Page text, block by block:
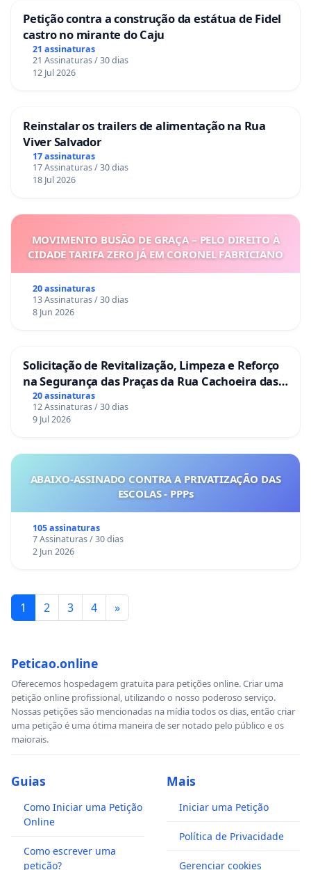
Petição contra a construção da estátua de Fidel
castro no mirante do Caju
21 assinaturas
21 Assinaturas / 30 dias
12 Jul 2026
Reinstalar os trailers de alimentação na Rua
Viver Salvador
17 assinaturas
17 Assinaturas / 30 dias
18 Jul 2026
MOVIMENTO BUSÃO DE GRAÇA – PELO DIREITO À
CIDADE TARIFA ZERO JÁ EM CORONEL FABRICIANO
20 assinaturas
13 Assinaturas / 30 dias
8 Jun 2026
Solicitação de Revitalização, Limpeza e Reforço
na Segurança das Praças da Rua Cachoeira das
Sete Ilhas
20 assinaturas
12 Assinaturas / 30 dias
9 Jul 2026
ABAIXO-ASSINADO CONTRA A PRIVATIZAÇÃO DAS
ESCOLAS - PPPs
105 assinaturas
7 Assinaturas / 30 dias
2 Jun 2026
1 2 3 4 »
Peticao.online
Oferecemos hospedagem gratuita para petições online. Criar uma
petição online profissional, utilizando o nosso poderoso serviço.
Nossas petições são mencionadas na mídia todos os dias, então criar
uma petição é uma ótima maneira de ser notado pelo público e os
maiorais.
Guias
Como Iniciar uma Petição
Online
Como escrever uma
petição?
Mais
Iniciar uma Petição
Política de Privacidade
Gerenciar cookies